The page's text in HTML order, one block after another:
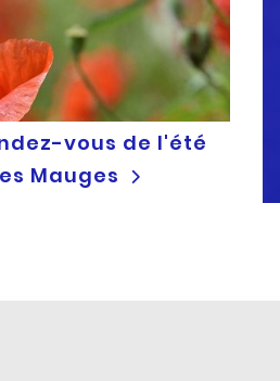
vous de l'été
Mauges